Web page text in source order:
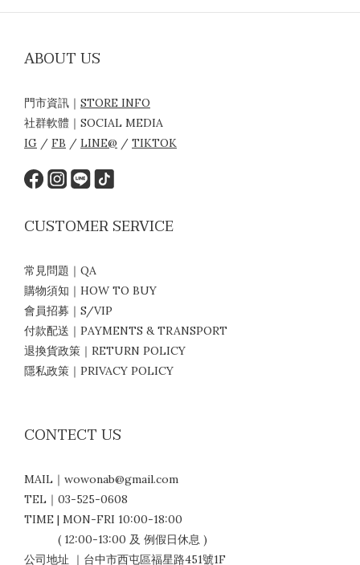
ABOUT US
門市資訊｜ STORE INFO
社群軟體｜SOCIAL MEDIA
IG / FB / LINE@ / TIKTOK
CUSTOMER SERVICE
常見問題｜QA
購物須知｜HOW TO BUY
會員招募｜S/VIP
付款配送｜PAYMENTS & TRANSPORT
退換貨政策｜RETURN POLICY
隱私政策｜PRIVACY POLICY
CONTECT US
MAIL｜wowonab@gmail.com
TEL｜03-525-0608
TIME | MON-FRI 10:00-18:00
( 12:00-13:00 及 例假日休息 )
公司地址 ｜台中市西屯區福星路451號1F